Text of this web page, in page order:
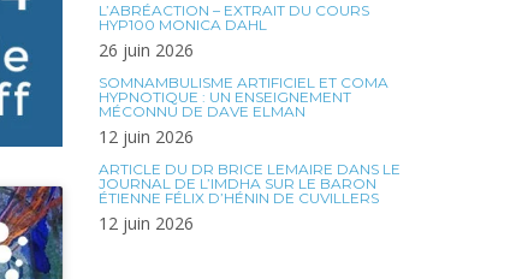
L’ABRÉACTION – EXTRAIT DU COURS
HYP100 MONICA DAHL
26 juin 2026
SOMNAMBULISME ARTIFICIEL ET COMA
HYPNOTIQUE : UN ENSEIGNEMENT
MÉCONNU DE DAVE ELMAN
12 juin 2026
ARTICLE DU DR BRICE LEMAIRE DANS LE
JOURNAL DE L’IMDHA SUR LE BARON
ÉTIENNE FÉLIX D’HÉNIN DE CUVILLERS
12 juin 2026